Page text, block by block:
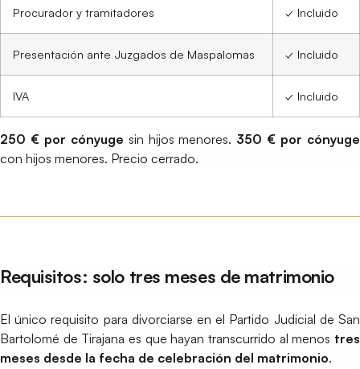
Procurador y tramitadores ✓ Incluido
Presentación ante Juzgados de Maspalomas ✓ Incluido
IVA ✓ Incluido
250 € por cónyuge sin hijos menores. 350 € por cónyuge
con hijos menores. Precio cerrado.
Requisitos: solo tres meses de matrimonio
El único requisito para divorciarse en el Partido Judicial de San
Bartolomé de Tirajana es que hayan transcurrido al menos tres
meses desde la fecha de celebración del matrimonio.